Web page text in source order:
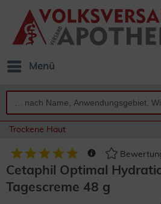
Menü
Trockene Haut
Cetaphil Optimal
Tagescreme 48 g